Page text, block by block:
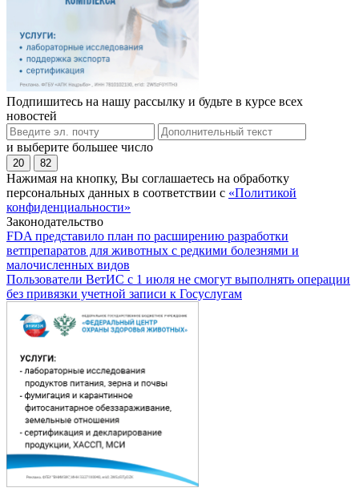
Подпишитесь на нашу рассылку и будьте в курсе всех
новостей
и выберите большее число
20 82
Нажимая на кнопку, Вы соглашаетесь на обработку
персональных данных в соответствии с «Политикой
конфиденциальности»
Законодательство
FDA представило план по расширению разработки
ветпрепаратов для животных с редкими болезнями и
малочисленных видов
Пользователи ВетИС с 1 июля не смогут выполнять операции
без привязки учетной записи к Госуслугам